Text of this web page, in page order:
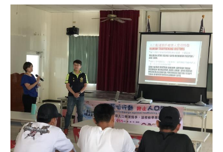
線 http://line.me/ti/p/@122wszsv
令(酒駕、毒品、詐欺等)及騎乘電動自行車等規定，並於
現場發送宣導折頁！ 藍心，即是防制人口販運的心。藍心
行動的目標為喚起全球各地的防制人口販運意識，並動員
國際組織、政府、民間社團或私人機構的資源，一起防制
人口販運的發生！ 【人口販運案件檢舉及被害人保護24小
時免費專線】 1. 勞動部：1955外籍勞工及雇主多國語言
諮詢保護專線(提供中、英、越、印、泰等5種語言) 2. 移
民署：02-2388-3095 (我想爸爸，響鈴救我，人口販運案
件檢舉專線) 3. 警察局：110 【如何申請苗栗縣政府外籍
移工宣導團到廠實施宣導？】 申請窗口： (一)勞青處：受
理以外籍移工、其聘僱單位及仲介公司職員為宣導對象之
申請。聯絡電話：037-559245。 (二)農業處：受理以外籍